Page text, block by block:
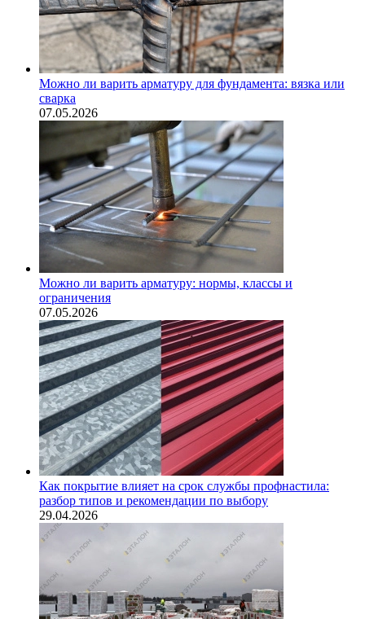
Можно ли варить арматуру для фундамента: вязка или
сварка
07.05.2026
Можно ли варить арматуру: нормы, классы и
ограничения
07.05.2026
Как покрытие влияет на срок службы профнастила:
разбор типов и рекомендации по выбору
29.04.2026